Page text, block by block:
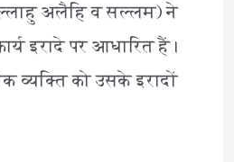
अलैहि व सल्लम) ने
इरादे पर आधारित हैं।
व्यक्ति को उसके इरादों…